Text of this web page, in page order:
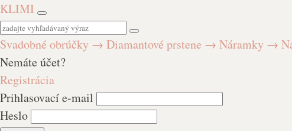
KLIMI
Svadobné obrúčky → Diamantové prstene → Náramky →
Nemáte účet?
Registrácia
Prihlasovací e-mail
Heslo